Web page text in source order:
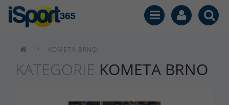
KOMETA BRNO
KATEGORIE KOMETA BRNO